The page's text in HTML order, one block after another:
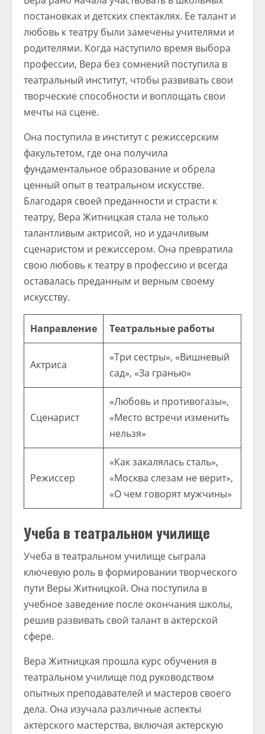
постановках и детских спектаклях. Ее талант и
любовь к театру были замечены учителями и
родителями. Когда наступило время выбора
профессии, Вера без сомнений поступила в
театральный институт, чтобы развивать свои
творческие способности и воплощать свои
мечты на сцене.
Она поступила в институт с режиссерским
факультетом, где она получила
фундаментальное образование и обрела
ценный опыт в театральном искусстве.
Благодаря своей преданности и страсти к
театру, Вера Житницкая стала не только
талантливым актрисой, но и удачливым
сценаристом и режиссером. Она превратила
свою любовь к театру в профессию и всегда
оставалась преданным и верным своему
искусству.
Направление Театральные работы
Актриса
«Три сестры», «Вишневый
сад», «За гранью»
Сценарист
«Любовь и противогазы»,
«Место встречи изменить
нельзя»
Режиссер
«Как закалялась сталь»,
«Москва слезам не верит»,
«О чем говорят мужчины»
Учеба в театральном училище
Учеба в театральном училище сыграла
ключевую роль в формировании творческого
пути Веры Житницкой. Она поступила в
учебное заведение после окончания школы,
решив развивать свой талант в актерской
сфере.
Вера Житницкая прошла курс обучения в
театральном училище под руководством
опытных преподавателей и мастеров своего
дела. Она изучала различные аспекты
актерского мастерства, включая актерскую